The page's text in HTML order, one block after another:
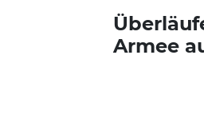
Armee